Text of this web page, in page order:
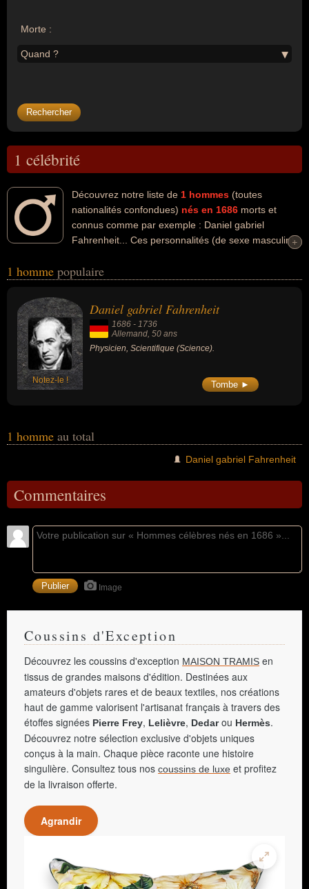
Morte :
Quand ?
1 célébrité
Découvrez notre liste de 1 hommes (toutes
nationalités confondues) nés en 1686 morts et
connus comme par exemple : Daniel gabriel
Fahrenheit... Ces personnalités (de sexe masculin)
Ces célébrités peuvent également avoir été physicien ou
leurs morts, ils peuvent avoir été allemand par exemple.
+
+
1 homme populaire
Notez-le !
Daniel gabriel Fahrenheit
1686 - 1736
Allemand, 50 ans
Physicien, Scientifique (Science).
Tombe ►
1 homme au total
Daniel gabriel Fahrenheit
Commentaires
Image
Coussins d'Exception
Découvrez les coussins d'exception MAISON TRAMIS en
tissus de grandes maisons d'édition. Destinées aux
amateurs d'objets rares et de beaux textiles, nos créations
haut de gamme valorisent l'artisanat français à travers des
étoffes signées Pierre Frey, Lelièvre, Dedarou Hermès.
Découvrez notre sélection exclusive d'objets uniques
conçus à la main. Chaque pièce raconte une histoire
singulière. Consultez tous nos coussins de luxe et profitez
de la livraison offerte.
Agrandir